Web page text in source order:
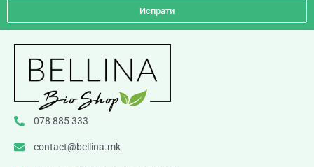
Испрати
078 885 333
contact@bellina.mk